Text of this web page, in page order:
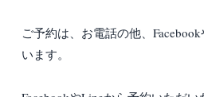
ご予約は、お電話の他、
います。